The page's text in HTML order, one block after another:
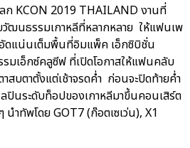
ก KCON 2019 THAILAND งานที่
ฒนธรรมเกาหลีที่หลากหลาย ให้แฟนเพ
ดแน่นเต็มพื้นที่อิมแพ็ค เอ็กซิบิชั่น
มเอ็กซ์คลูซีฟ ที่เปิดโอกาสให้แฟนคลับ
บตาตั้งแต่เช้าจรดค่ำ ก่อนจะปิดท้ายค่ำ
นระดับท็อปของเกาหลีมาขึ้นคอนเสิร์ต
ำทัพโดย GOT7 (ก๊อตเซเว่น), X1